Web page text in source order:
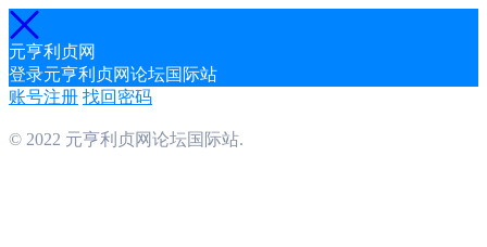
元亨利贞网
登录元亨利贞网论坛国际站
账号注册 找回密码
© 2022 元亨利贞网论坛国际站.